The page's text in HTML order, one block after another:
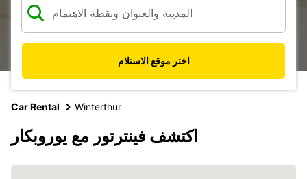
اختر موقع الاستلام
Car Rental Winterthur
اكتشف فينترتور مع يوروبكار